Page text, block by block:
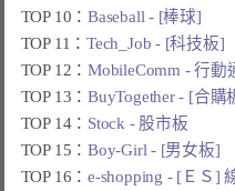
TOP 10：Baseball - [棒球]
TOP 11：Tech_Job - [科技板]
TOP 12：MobileComm - 行動
TOP 13：BuyTogether - [合購
TOP 14： Stock - 股市板
TOP 15：Boy-Girl - [男女板]
TOP 16：e-shopping - [ＥＳ]